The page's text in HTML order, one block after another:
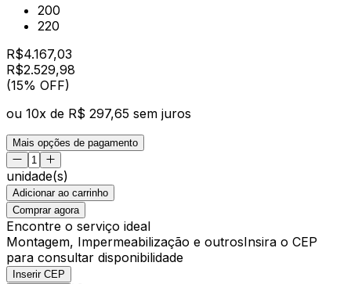
200
220
R$4.167,03
R$2.529,98
(15% OFF)
ou 10x de R$ 297,65 sem juros
Mais opções de pagamento
unidade(s)
Adicionar ao carrinho
Comprar agora
Encontre o serviço ideal
Montagem, Impermeabilização e outrosInsira o CEP
para consultar disponibilidade
Inserir CEP